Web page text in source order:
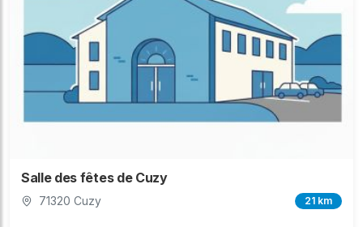
Salle des fêtes de Cuzy
71320 Cuzy 21 km